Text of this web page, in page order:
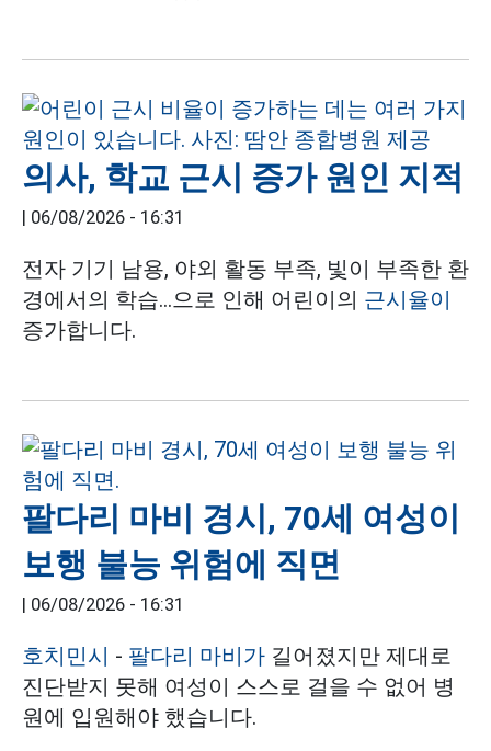
의사, 학교 근시 증가 원인 지적
| 06/08/2026 - 16:31
전자 기기 남용, 야외 활동 부족, 빛이 부족한 환
경에서의 학습...으로 인해 어린이의 근시율이
증가합니다.
팔다리 마비 경시, 70세 여성이
보행 불능 위험에 직면
| 06/08/2026 - 16:31
호치민시 - 팔다리 마비가 길어졌지만 제대로
진단받지 못해 여성이 스스로 걸을 수 없어 병
원에 입원해야 했습니다.